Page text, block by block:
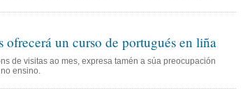
un curso de portugués en liña
de visitas ao mes, expresa tamén a súa preocupación
ensino.